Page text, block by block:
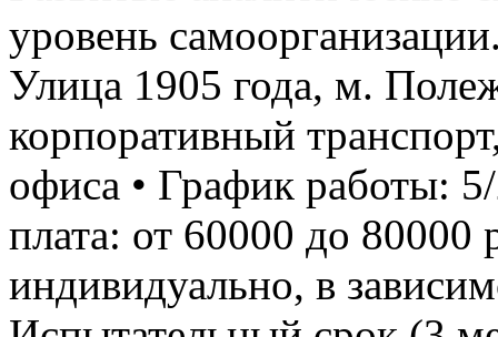
уровень
Улица 1905 года, м.
корпоративный
офиса • График работы:
плата: от 60000 до 80000
индивидуально, в